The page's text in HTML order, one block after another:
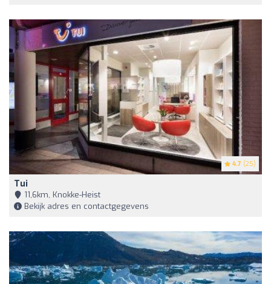
4.7 (25)
Tui
11,6km, Knokke-Heist
Bekijk adres en contactgegevens